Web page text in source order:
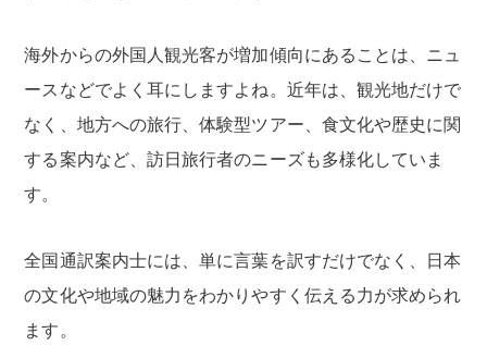
海外からの外国人観光客が増加傾向にあることは、ニュ
ースなどでよく耳にしますよね。近年は、観光地だけで
なく、地方への旅行、体験型ツアー、食文化や歴史に関
する案内など、訪日旅行者のニーズも多様化していま
す。
全国通訳案内士には、単に言葉を訳すだけでなく、日本
の文化や地域の魅力をわかりやすく伝える力が求められ
ます。